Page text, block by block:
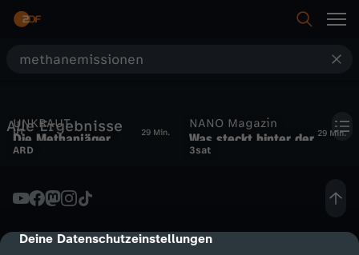
cmp-dialog-description
Deine Datenschutzeinstellungen
c
e
Alle Ergebnisse
UNKRAUT
Die Methanjäger
ARD
UT 29 Min.
NANO Magazin
Was steckt hinter der
Gaslüge?
3sat
29 Min.